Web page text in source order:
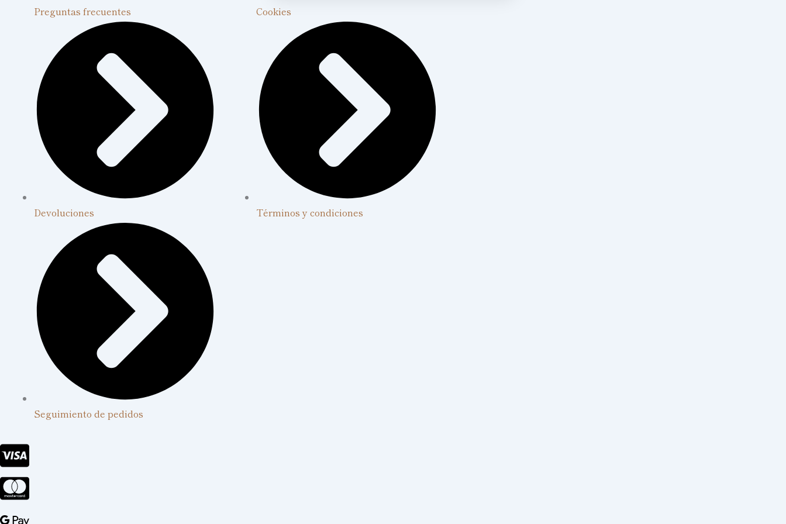
Preguntas frecuentes
Devoluciones
Seguimiento de pedidos
Cookies
Términos y condiciones